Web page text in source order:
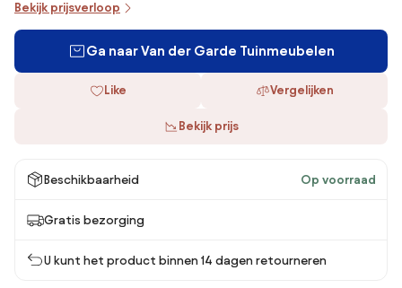
Bekijk prijsverloop
Ga naar Van der Garde Tuinmeubelen
Like Vergelijken
Bekijk prijs
Beschikbaarheid Op voorraad
Gratis bezorging
U kunt het product binnen 14 dagen retourneren